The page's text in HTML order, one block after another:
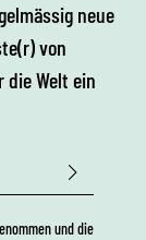
neue
von
die Welt ein
und die